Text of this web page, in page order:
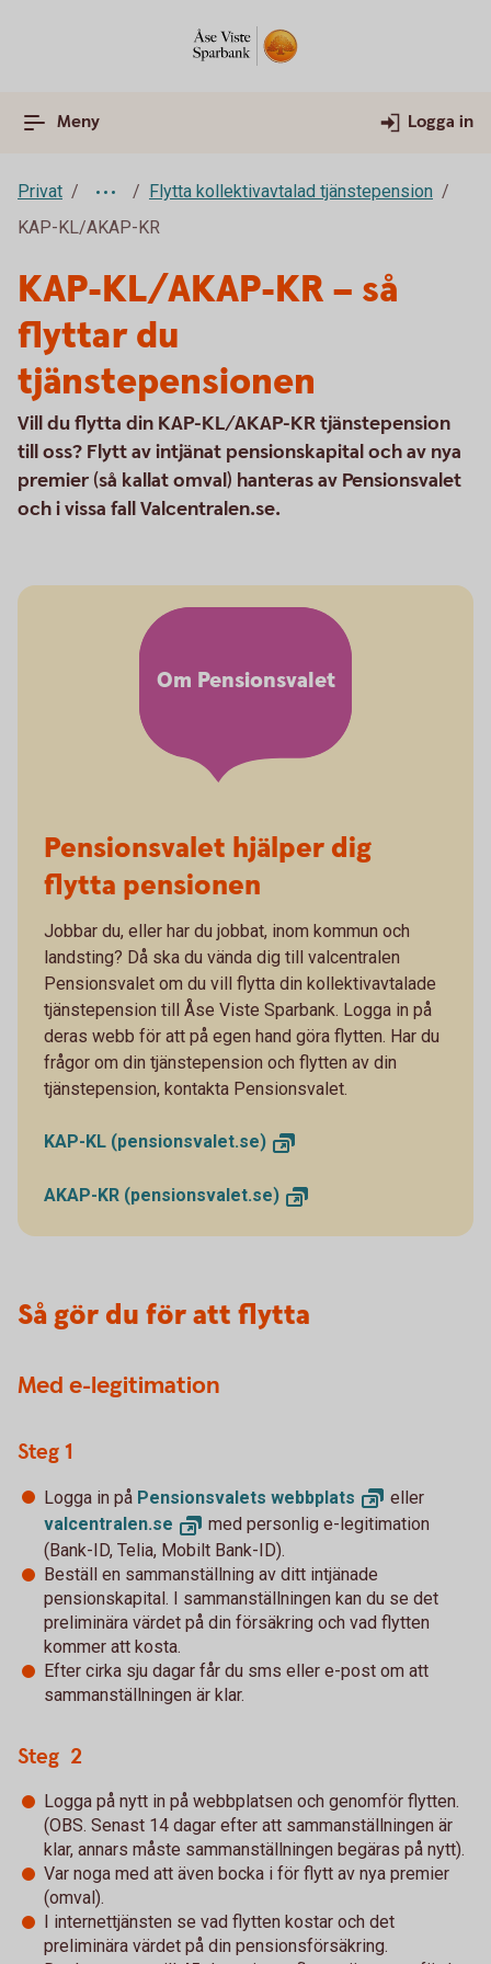
Meny Logga in
Privat
Flytta kollektivavtalad tjänstepension
KAP-KL/AKAP-KR
KAP-KL/AKAP-KR – så
flyttar du
tjänstepensionen
Vill du flytta din KAP-KL/AKAP-KR tjänstepension
till oss? Flytt av intjänat pensionskapital och av nya
premier (så kallat omval) hanteras av Pensionsvalet
och i vissa fall Valcentralen.se.
Om Pensionsvalet
Pensionsvalet hjälper dig
flytta pensionen
Jobbar du, eller har du jobbat, inom kommun och
landsting? Då ska du vända dig till valcentralen
Pensionsvalet om du vill flytta din kollektivavtalade
tjänstepension till Åse Viste Sparbank. Logga in på
deras webb för att på egen hand göra flytten. Har du
frågor om din tjänstepension och flytten av din
tjänstepension, kontakta Pensionsvalet.
KAP-KL (pensionsvalet.se)
AKAP-KR (pensionsvalet.se)
Så gör du för att flytta
Med e-legitimation
Steg 1
Logga in på Pensionsvalets webbplats
eller
valcentralen.se
med personlig e-legitimation
(Bank-ID, Telia, Mobilt Bank-ID).
Beställ en sammanställning av ditt intjänade
pensionskapital. I sammanställningen kan du se det
preliminära värdet på din försäkring och vad flytten
kommer att kosta.
Efter cirka sju dagar får du sms eller e-post om att
sammanställningen är klar.
Steg 2
Logga på nytt in på webbplatsen och genomför flytten.
(OBS. Senast 14 dagar efter att sammanställningen är
klar, annars måste sammanställningen begäras på nytt).
Var noga med att även bocka i för flytt av nya premier
(omval).
I internettjänsten se vad flytten kostar och det
preliminära värdet på din pensionsförsäkring.